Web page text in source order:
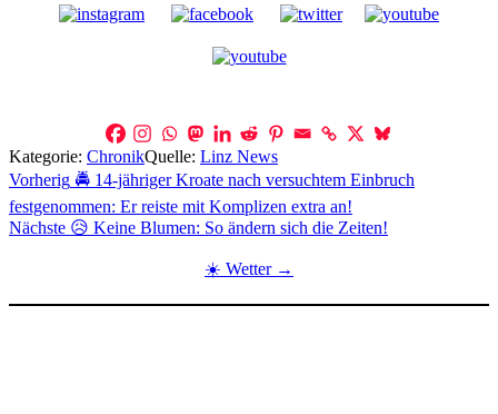
Kategorie: ChronikQuelle: Linz News
Beitragsnavigation
Vorherig 🚔 14-jähriger Kroate nach versuchtem Einbruch
festgenommen: Er reiste mit Komplizen extra an!
Nächste 😥 Keine Blumen: So ändern sich die Zeiten!
☀️ Wetter →